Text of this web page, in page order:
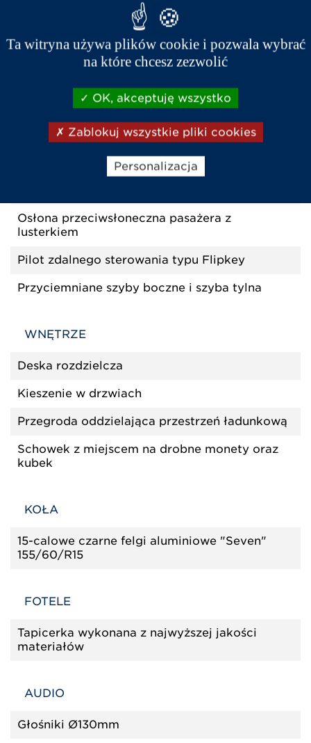
Światła do jazdy dziennej typu LED
System ogrzewania, odmrażania i wentylacji o
dużej mocy i 3 prędkościach
KOMFORT I WYKOŃCZENIE
Czujniki cofania
Elektryczne szyby
Osłona przeciwsłoneczna pasażera z
lusterkiem
Pilot zdalnego sterowania typu Flipkey
Przyciemniane szyby boczne i szyba tylna
WNĘTRZE
Deska rozdzielcza
Kieszenie w drzwiach
Przegroda oddzielająca przestrzeń ładunkową
Schowek z miejscem na drobne monety oraz
kubek
KOŁA
15-calowe czarne felgi aluminiowe "Seven"
155/60/R15
FOTELE
Tapicerka wykonana z najwyższej jakości
materiałów
AUDIO
Głośniki Ø130mm
Ta witryna używa plików cookie i pozwala wybrać
na które chcesz zezwolić
OK, akceptuję wszystko
Zablokuj wszystkie pliki cookies
Personalizacja